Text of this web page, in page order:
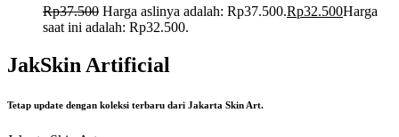
Rp37.500 Harga aslinya adalah: Rp37.500.Rp32.500Harga
saat ini adalah: Rp32.500.
JakSkin Artificial
Tetap update dengan koleksi terbaru dari Jakarta Skin Art.